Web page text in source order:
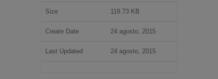
Size 119.73 KB
Create Date 24 agosto, 2015
Last Updated 24 agosto, 2015